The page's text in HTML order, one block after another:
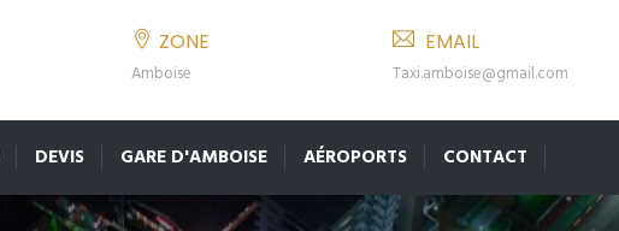
ZONE
Amboise
EMAIL
Taxi.amboise@gmail.com
DEVIS GARE D'AMBOISE AÉROPORTS CONTACT